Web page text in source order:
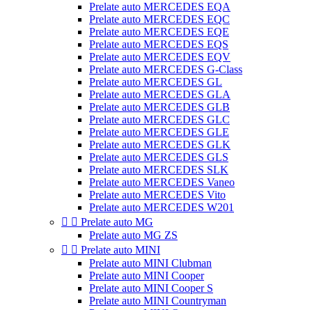
Prelate auto MERCEDES EQA
Prelate auto MERCEDES EQC
Prelate auto MERCEDES EQE
Prelate auto MERCEDES EQS
Prelate auto MERCEDES EQV
Prelate auto MERCEDES G-Class
Prelate auto MERCEDES GL
Prelate auto MERCEDES GLA
Prelate auto MERCEDES GLB
Prelate auto MERCEDES GLC
Prelate auto MERCEDES GLE
Prelate auto MERCEDES GLK
Prelate auto MERCEDES GLS
Prelate auto MERCEDES SLK
Prelate auto MERCEDES Vaneo
Prelate auto MERCEDES Vito
Prelate auto MERCEDES W201
  Prelate auto MG
Prelate auto MG ZS
  Prelate auto MINI
Prelate auto MINI Clubman
Prelate auto MINI Cooper
Prelate auto MINI Cooper S
Prelate auto MINI Countryman